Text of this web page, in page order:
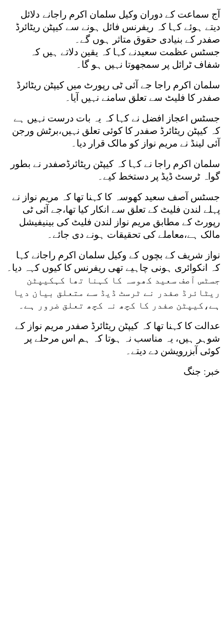
آج سماعت کے دوران وکیل سلمان اکرم راجانے دلائل
دیتے ہوئے کہا کہ ریفرنس فائل ہونے سے کیپٹن ریٹائرڈ
صفدر کے بنیادی حقوق متاثر ہوں گے۔
جسٹس عظمت سعیدنے کہا کہ یقین دلاتے ہیں کہ
شفاف ٹرائل پر سمجھوتا نہیں ہو گا۔
سلمان اکرم راجا جے آئی ٹی رپورٹ میں کیپٹن ریٹائرڈ
صفدر کا فلیٹ سے تعلق سامنے نہیں آیا۔
جسٹس اعجاز افضل نے کہا کہ یہ بات درست نہیں ہے
کہ کیپٹن ریٹائرڈ صفدر کا کوئی تعلق نہیں،برٹش ورجن
آئی لینڈ نے مریم نواز کو مالک قرار دیا۔
سلمان اکرم راجا نے کہا کہ کیپٹن ریٹائرڈصفدر نے بطور
گواہ ٹرسٹ ڈیڈ پر دستخط کیے۔
جسٹس آصف سعید کھوسہ کا کہنا تھا کہ مریم نواز نے
پہلے لندن فلیٹ کے تعلق سے انکار کیا تھا،جے آئی ٹی
رپورٹ کے مطابق مریم نواز لندن فلیٹ کی بینیفیشل
مالک ہے،معاملے کی تحقیقات ہونے دی جائے۔
نواز شریف کے بچوں کے وکیل سلمان اکرم راجانے کہا
کہ انکوائری ہونی چاہیے تھی ریفرنس کا کیوں کہہ دیا۔
جسٹس آصف سعید کھوسہ کا کہنا تھا کہکیپٹن
ریٹائرڈ صفدر نے ٹرسٹ ڈیڈ سے متعلق بیان دیا
ہے،کیپٹن صفدر کا کچھ نہ کچھ تعلق ضرور ہے۔
عدالت کا کہنا تھا کہ کیپٹن ریٹائرڈ صفدر مریم نواز کے
شوہر ہیں، یہ مناسب نہ ہوتا کہ ہم اس مرحلے پر
کوئی آبزرویشن دے دیتے۔
خبر: جنگ